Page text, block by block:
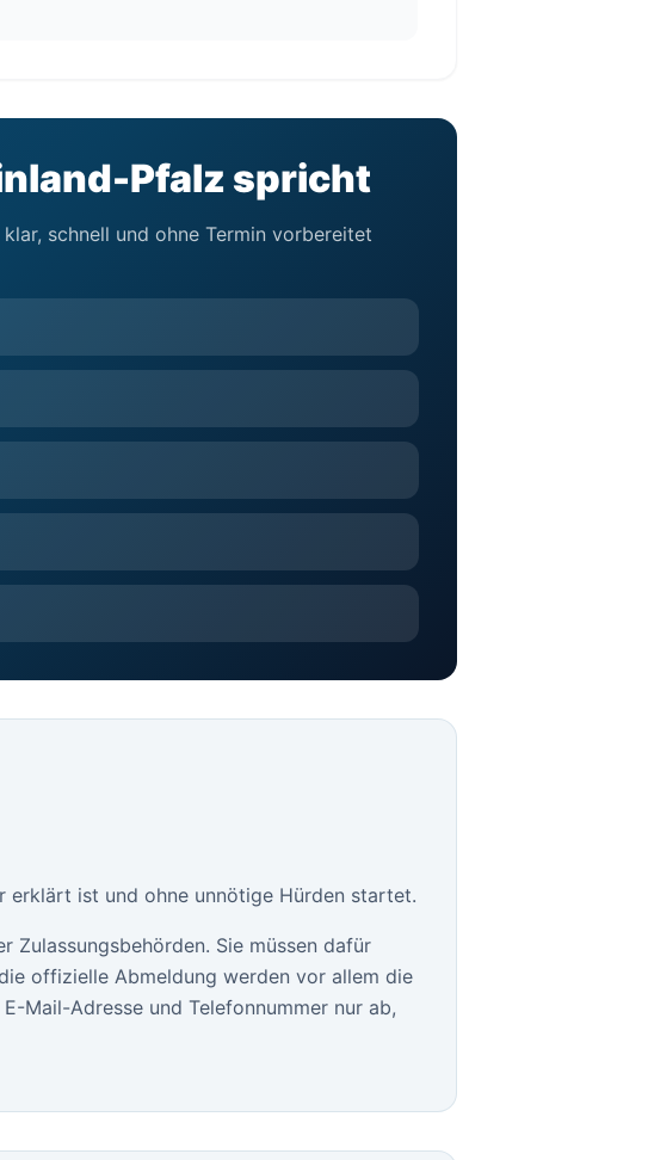
Pfalz spricht
schnell und ohne Termin vorbereitet
erklärt ist und ohne unnötige Hürden startet.
Zulassungsbehörden. Sie müssen dafür
offizielle Abmeldung werden vor allem die
Mail-Adresse und Telefonnummer nur ab,